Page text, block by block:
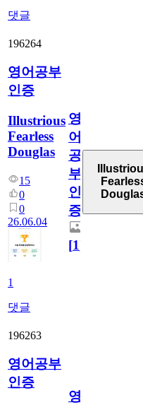
댓글
196264
영어공부
인증
Illustrious
Fearless
Douglas
15
0
0
26.06.04
1
댓글
영
어
공
부
인
증
[1]
196263
영어공부
인증
영